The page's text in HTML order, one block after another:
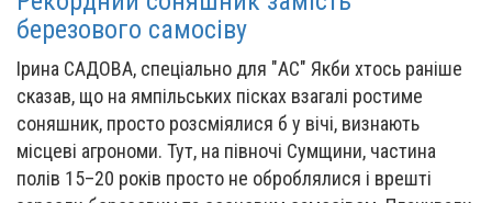
березового самосіву
Ірина САДОВА, спеціально для "АС" Якби хтось раніше
сказав, що на ямпільських пісках взагалі ростиме
соняшник, просто розсміялися б у вічі, визнають
місцеві агрономи. Тут, на півночі Сумщини, частина
полів 15–20 років просто не оброблялися і врешті